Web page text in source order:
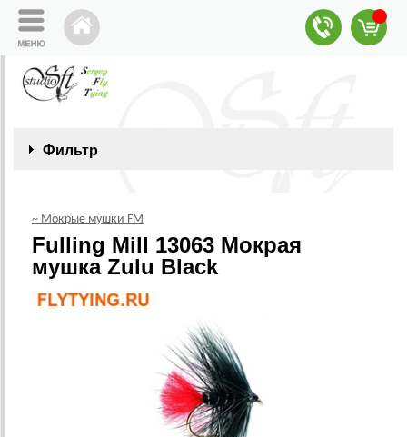
Фильтр
~ Мокрые мушки FM
Fulling Mill 13063 Мокрая
мушка Zulu Black